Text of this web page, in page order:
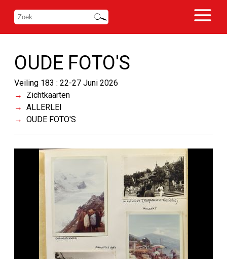
OUDE FOTO'S
Veiling 183 : 22-27 Juni 2026
Zichtkaarten
ALLERLEI
OUDE FOTO'S